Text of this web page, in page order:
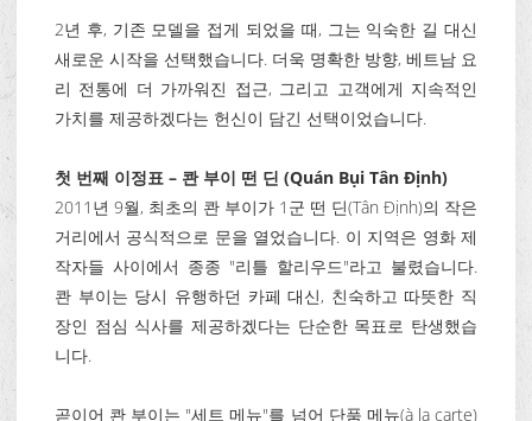
2년 후, 기존 모델을 접게 되었을 때, 그는 익숙한 길 대신
새로운 시작을 선택했습니다. 더욱 명확한 방향, 베트남 요
리 전통에 더 가까워진 접근, 그리고 고객에게 지속적인
가치를 제공하겠다는 헌신이 담긴 선택이었습니다.
첫 번째 이정표 – 콴 부이 떤 딘 (Quán Bụi Tân Định)
2011년 9월, 최초의 콴 부이가 1군 떤 딘(Tân Định)의 작은
거리에서 공식적으로 문을 열었습니다. 이 지역은 영화 제
작자들 사이에서 종종 "리틀 할리우드"라고 불렸습니다.
콴 부이는 당시 유행하던 카페 대신, 친숙하고 따뜻한 직
장인 점심 식사를 제공하겠다는 단순한 목표로 탄생했습
니다.
곧이어 콴 부이는 "세트 메뉴"를 넘어 단품 메뉴(à la carte)